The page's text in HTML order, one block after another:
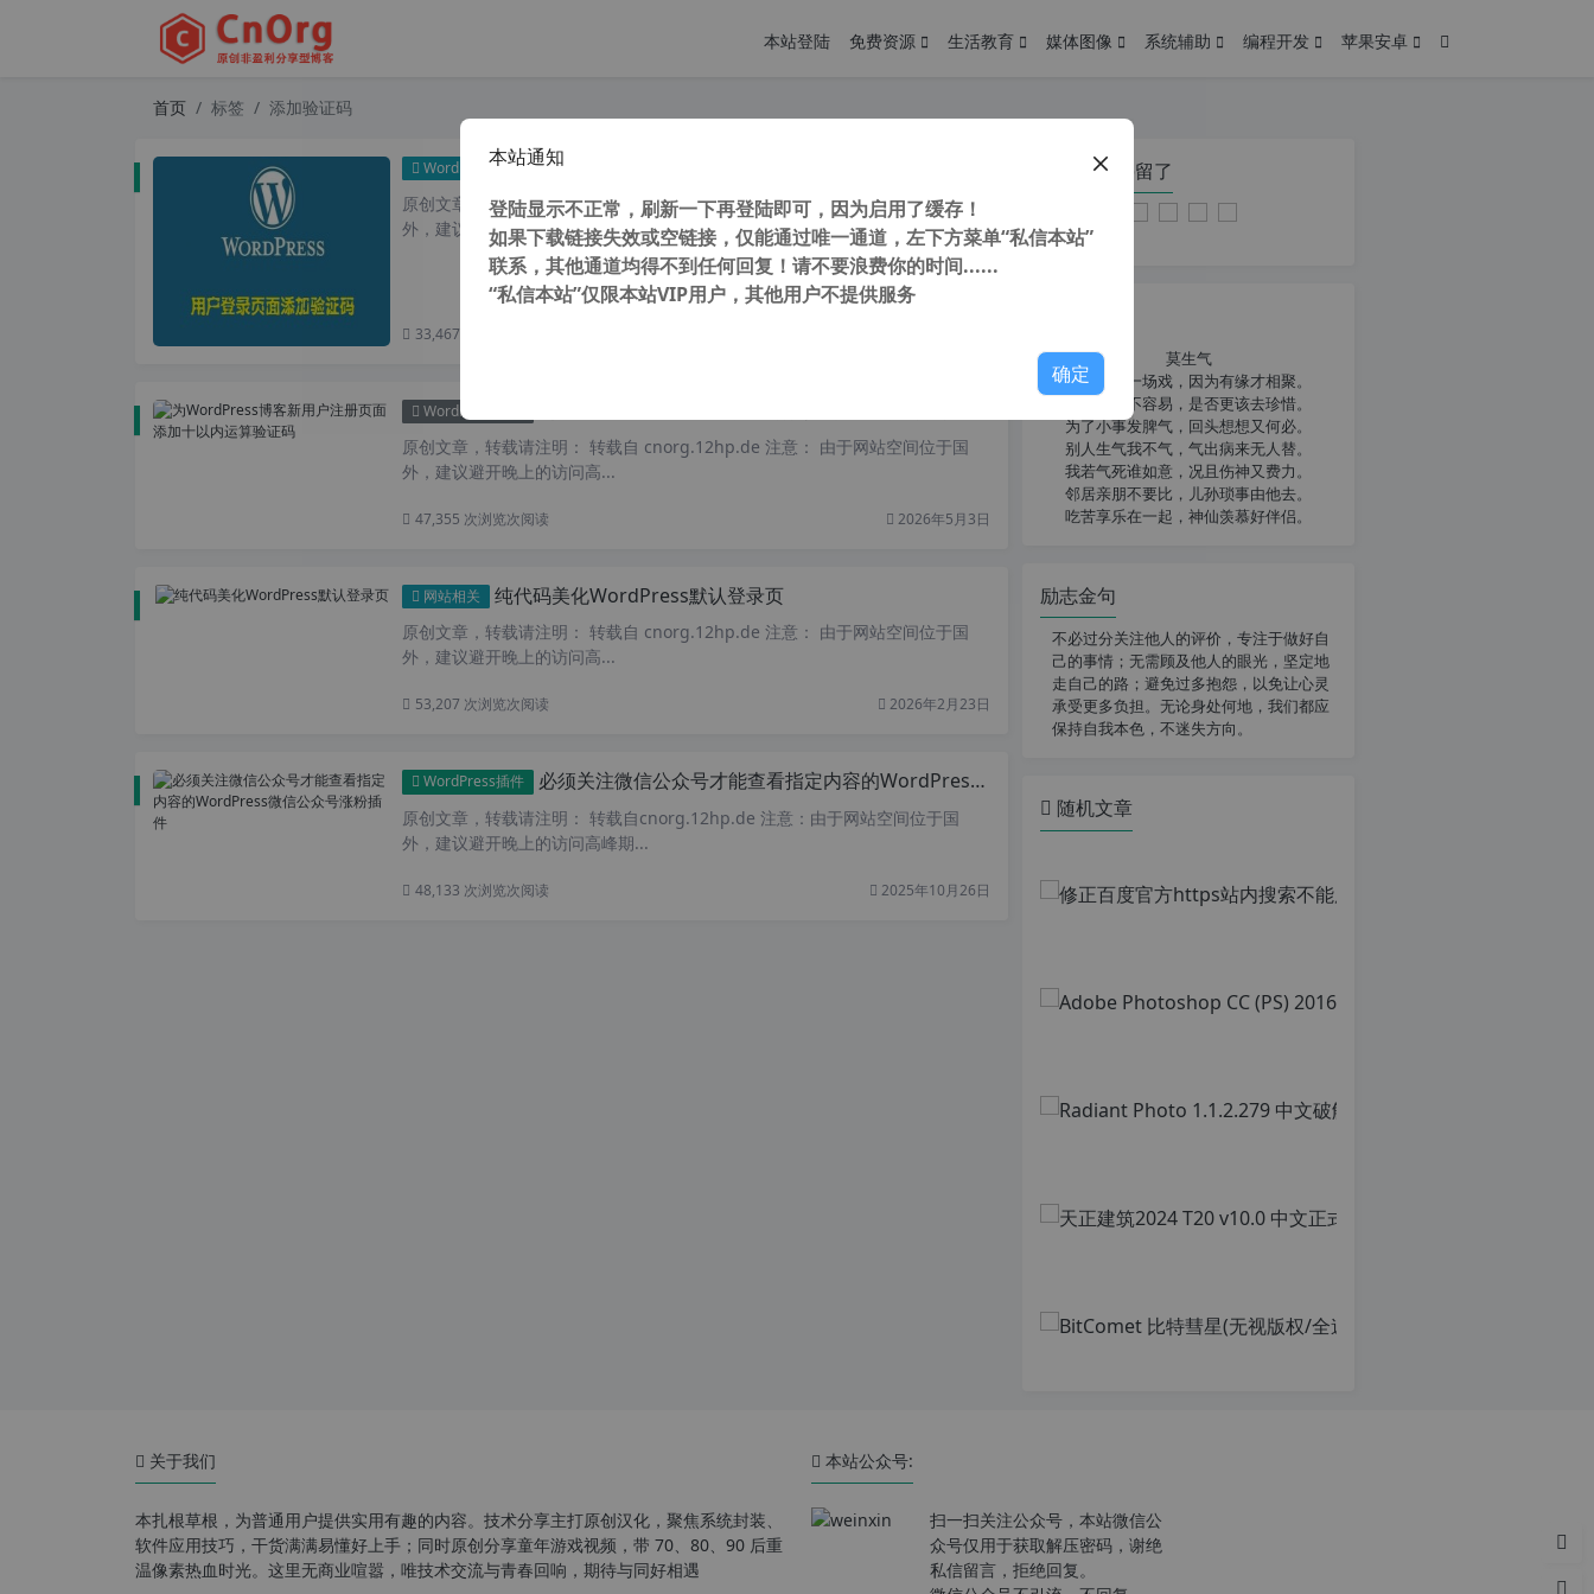
本站登陆 免费资源 生活教育 媒体图像 系统辅助 编程开发 苹果安卓
首页 标签 添加验证码
WordPress主题 5种方式给WordPress博客用户登录页面添加验证码
原创文章，转载请注明： 转载自 cnorg.12hp.de 注意： 由于网站空间位于国
外，建议避开晚上的访问高...
33,467 次浏览
WordPress主题
原创文章，转载请注明： 转载自 cnorg.12hp.de 注意： 由于网站空间位于国
外，建议避开晚上的访问高...
47,355 次浏览次阅读 2026年5月3日
网站相关 纯代码美化WordPress默认登录页
原创文章，转载请注明： 转载自 cnorg.12hp.de 注意： 由于网站空间位于国
外，建议避开晚上的访问高...
53,207 次浏览次阅读 2026年2月23日
WordPress插件 必须关注微信公众号才能查看指定内容的WordPress微信公众号涨粉插件
原创文章，转载请注明： 转载自cnorg.12hp.de 注意：由于网站空间位于国
外，建议避开晚上的访问高峰期...
48,133 次浏览次阅读 2025年10月26日
您在本页停留了
莫生气
人生就像一场戏，因为有缘才相聚。
相扶到老不容易，是否更该去珍惜。
为了小事发脾气，回头想想又何必。
别人生气我不气，气出病来无人替。
我若气死谁如意，况且伤神又费力。
邻居亲朋不要比，儿孙琐事由他去。
吃苦享乐在一起，神仙羡慕好伴侣。
励志金句
不必过分关注他人的评价，专注于做好自
己的事情；无需顾及他人的眼光，坚定地
走自己的路；避免过多抱怨，以免让心灵
承受更多负担。无论身处何地，我们都应
保持自我本色，不迷失方向。
随机文章
关于我们
本扎根草根，为普通用户提供实用有趣的内容。技术分享主打原创汉化，聚焦系统封装、
软件应用技巧，干货满满易懂好上手；同时原创分享童年游戏视频，带 70、80、90 后重
温像素热血时光。这里无商业喧嚣，唯技术交流与青春回响，期待与同好相遇
本站公众号:
扫一扫关注公众号，本站微信公
众号仅用于获取解压密码，谢绝
私信留言，拒绝回复。
本站通知
登陆显示不正常，刷新一下再登陆即可，因为启用了缓存！
如果下载链接失效或空链接，仅能通过唯一通道，左下方菜单“私信本站”
联系，其他通道均得不到任何回复！请不要浪费你的时间......
“私信本站”仅限本站VIP用户，其他用户不提供服务
确定